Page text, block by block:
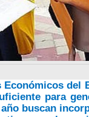
del
para
buscan